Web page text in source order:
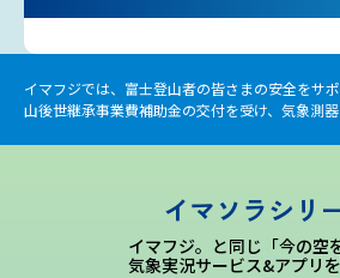
サイネージプロジェクト
プロフェッショナルのつ
イマフジでは、富士登山者の皆さまの安全をサ
山後世継承事業費補助金の交付を受け、気象測器
イマソラシリ
イマフジ。と同じ「今の空
気象実況サービス&アプリ